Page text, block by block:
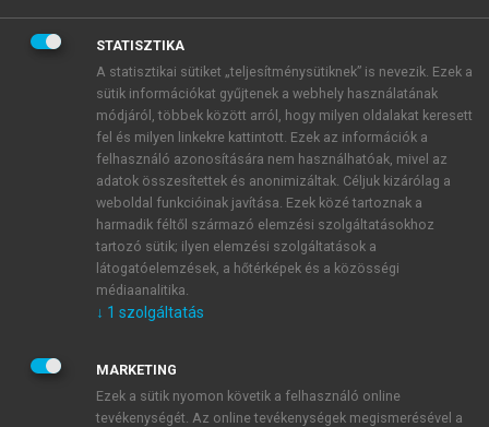
BELÉPÉS SAJÁT FIÓKKAL
ÚJ FIÓK LÉTREHOZÁSA
1 óra díjmentes hozzáférés
E-MAIL-CÍM
JELSZÓ
STATISZTIKA
A statisztikai sütiket „teljesítménysütiknek” is nevezik. Ezek a
sütik információkat gyűjtenek a webhely használatának
módjáról, többek között arról, hogy milyen oldalakat keresett
fel és milyen linkekre kattintott. Ezek az információk a
felhasználó azonosítására nem használhatóak, mivel az
adatok összesítettek és anonimizáltak. Céljuk kizárólag a
weboldal funkcióinak javítása. Ezek közé tartoznak a
harmadik féltől származó elemzési szolgáltatásokhoz
tartozó sütik; ilyen elemzési szolgáltatások a
látogatóelemzések, a hőtérképek és a közösségi
médiaanalitika.
↓ 1 szolgáltatás
MARKETING
Ezek a sütik nyomon követik a felhasználó online
tevékenységét. Az online tevékenységek megismerésével a